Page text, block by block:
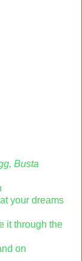
Busta
your dreams
it through the
on